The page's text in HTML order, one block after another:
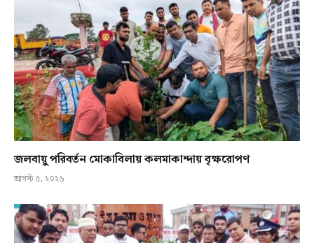
জলবায়ু পরিবর্তন মোকাবিলায় কলমাকান্দায় বৃক্ষরোপণ
আগস্ট ৫, ২০২৬